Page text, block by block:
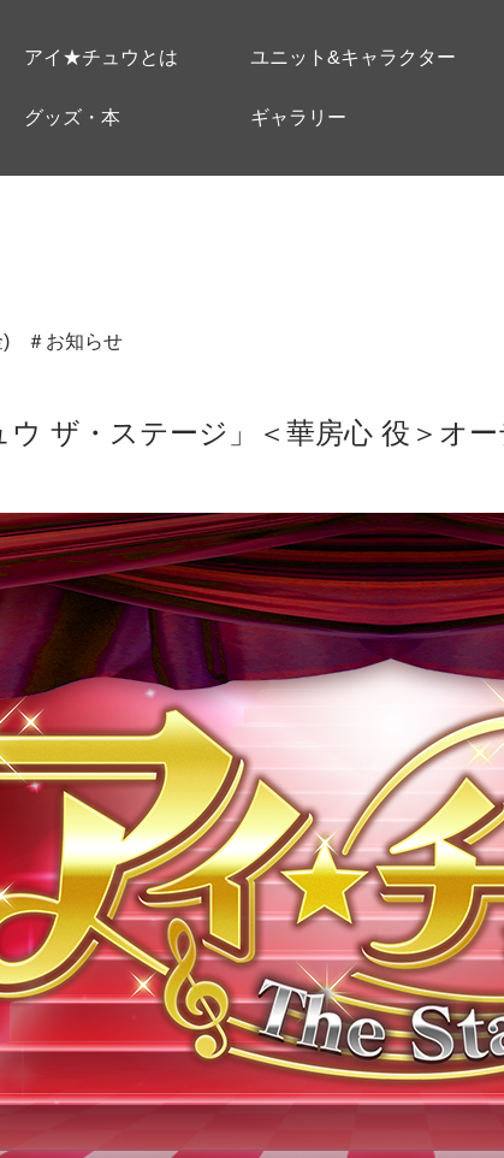
アイ★チュウとは ユニット&キャラクター
グッズ・本 ギャラリー
) ＃お知らせ
ウ ザ・ステージ」＜華房心 役＞オ